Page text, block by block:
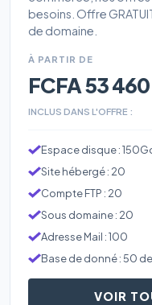
besoins. Offre
de domaine.
À PARTIR DE
FCFA 53 460
INCLUS DANS L'OFFRE :
Espace disque :
Site hébergé : 20
Compte FTP : 20
Sous domaine : 20
Adresse Mail : 100
Base de donné : 50
VOIR